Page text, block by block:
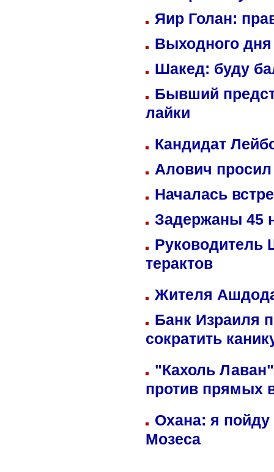
Яир Голан:
Выходного
Шакед: буду
Бывший
лайки
Кандидат
Алович просил
Началась
Задержаны 45
Руководитель
терактов
Жителя
Банк Израиля
сократить
"Кахоль
против прямых
Охана: я пойду
Мозеса